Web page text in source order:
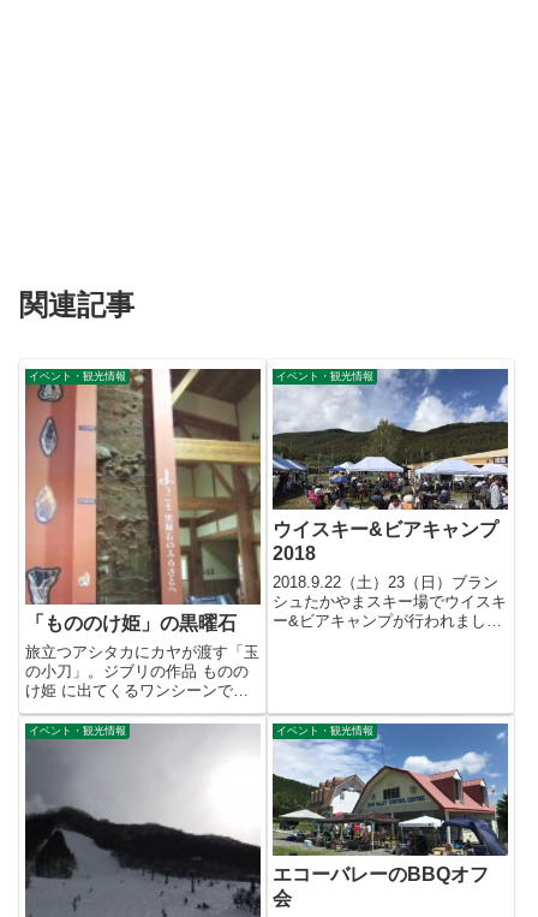
関連記事
イベント・観光情報
「もののけ姫」の黒曜石
旅立つアシタカにカヤが渡す「玉
の小刀」。ジブリの作品 ものの
け姫 に出てくるワンシーンで
す。この「玉の小刀」は、黒曜石
で...
イベント・観光情報
ウイスキー&ビアキャンプ
2018
2018.9.22（土）23（日）ブラン
シュたかやまスキー場でウイスキ
ー&ビアキャンプが行われまし
イベント・観光情報 イベント・観光情報
エコーバレーのBBQオフ
会